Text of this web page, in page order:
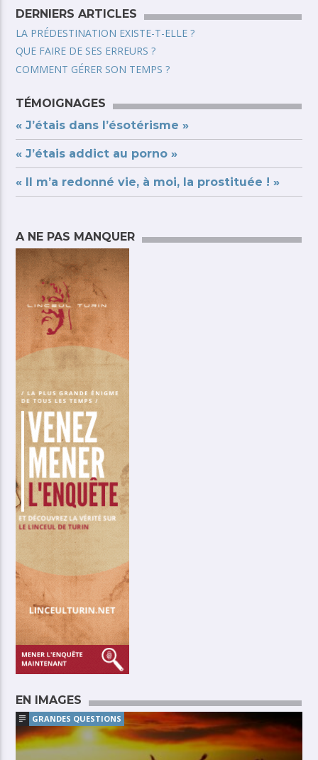
DERNIERS ARTICLES
LA PRÉDESTINATION EXISTE-T-ELLE ?
QUE FAIRE DE SES ERREURS ?
COMMENT GÉRER SON TEMPS ?
TÉMOIGNAGES
« J’étais dans l’ésotérisme »
« J’étais addict au porno »
« Il m’a redonné vie, à moi, la prostituée ! »
A NE PAS MANQUER
EN IMAGES
GRANDES QUESTIONS